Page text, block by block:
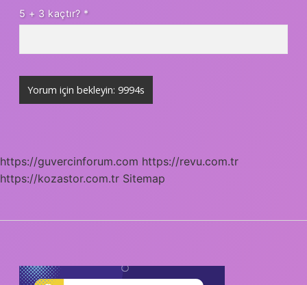
5 + 3 kaçtır? *
https://guvercinforum.com https://revu.com.tr
https://kozastor.com.tr Sitemap
SIDEBAR